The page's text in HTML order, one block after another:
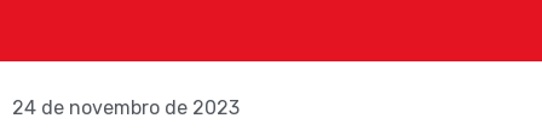
24 de novembro de 2023